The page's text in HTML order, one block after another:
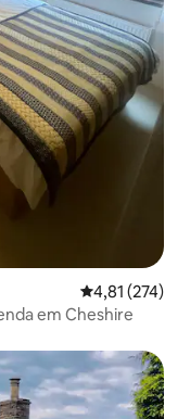
4,81 de uma
4,81 (274)
em Cheshire